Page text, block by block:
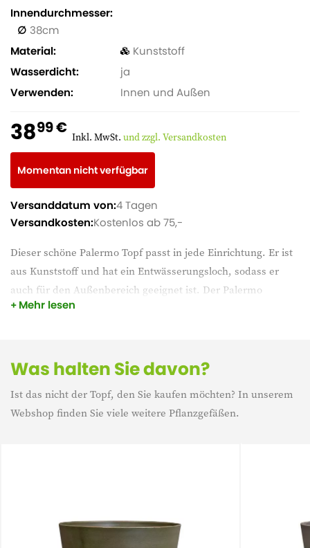
Dieser schöne Palermo Topf passt in jede Einrichtung. Er ist
aus Kunststoff und hat ein Entwässerungsloch, sodass er
auch für den Außenbereich geeignet ist. Der Palermo
Blumentopf ist nicht nur in dieser Größe, sondern auch in
Mehr lesen
Innendurchmesser
38
Material
Kunststoff
Wasserdicht
ja
Verwenden
Innen und Außen
3899 € Inkl. MwSt. und zzgl. Versandkosten
Momentan nicht verfügbar
Versanddatum von:4 Tagen
Versandkosten:Kostenlos ab 75,-
Was halten Sie davon?
Ist das nicht der Topf, den Sie kaufen möchten? In unserem
Webshop finden Sie viele weitere Pflanzgefäßen.